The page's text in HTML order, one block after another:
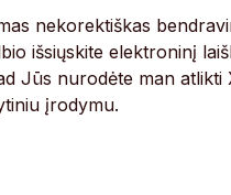
nekorektiškas
išsiųskite elektroninį
Jūs nurodėte man atlikti
įrodymu.